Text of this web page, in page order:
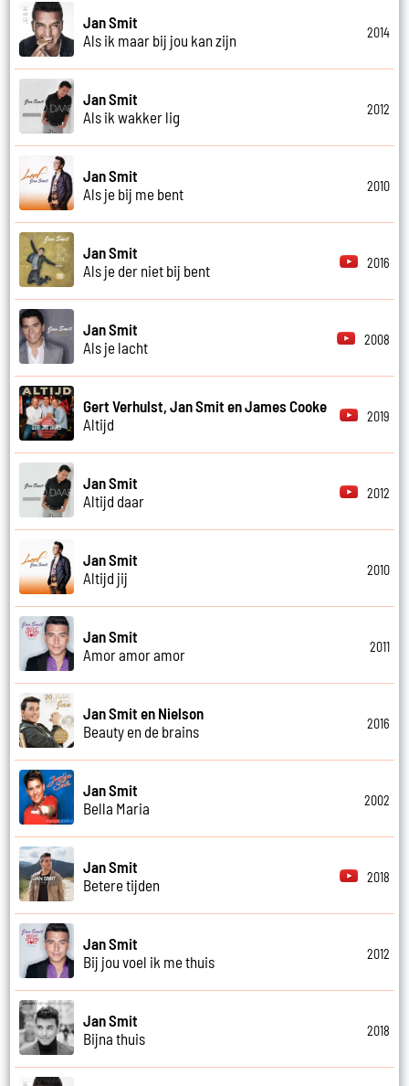
Jan Smit
Als ik maar bij jou kan zijn
2014
Jan Smit
Als ik wakker lig
2012
Jan Smit
Als je bij me bent
2010
Jan Smit
Als je der niet bij bent
2016
Jan Smit
Als je lacht
2008
Gert Verhulst, Jan Smit en James Cooke
Altijd
2019
Jan Smit
Altijd daar
2012
Jan Smit
Altijd jij
2010
Jan Smit
Amor amor amor
2011
Jan Smit en Nielson
Beauty en de brains
2016
Jan Smit
Bella Maria
2002
Jan Smit
Betere tijden
2018
Jan Smit
Bij jou voel ik me thuis
2012
Jan Smit
Bijna thuis
2018